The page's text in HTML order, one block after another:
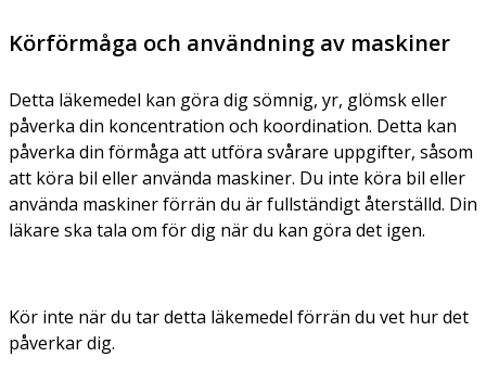
Körförmåga och användning av maskiner
Detta läkemedel kan göra dig sömnig, yr, glömsk eller
påverka din koncentration och koordination. Detta kan
påverka din förmåga att utföra svårare uppgifter, såsom
att köra bil eller använda maskiner. Du inte köra bil eller
använda maskiner förrän du är fullständigt återställd. Din
läkare ska tala om för dig när du kan göra det igen.
Kör inte när du tar detta läkemedel förrän du vet hur det
påverkar dig.